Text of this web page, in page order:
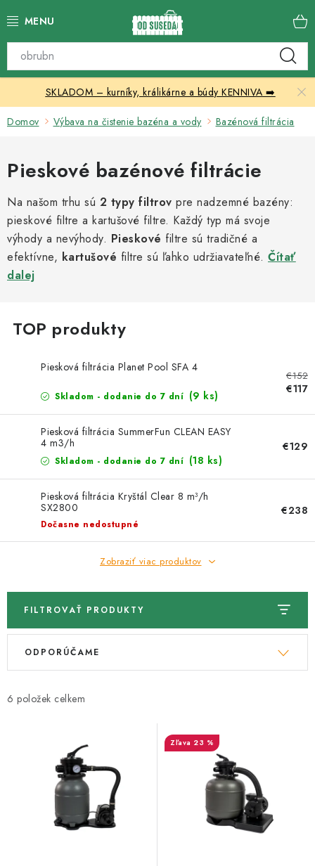
na
Katalóg produktov
Skleníky
Chovateľské potreby
Prístrešky
Vonkajšia dlažba
Kontakty
SKLADOM – kurníky, králikárne a búdy KENNIVA ➡️
Domov Výbava na čistenie bazéna a vody Bazénová filtrácia
Pieskové bazénové filtrácie
Na našom trhu sú 2 typy filtrov pre nadzemné bazény:
pieskové filtre a kartušové filtre. Každý typ má svoje
výhody a nevýhody. Pieskové filtre sú tradičné a
efektívne, kartušové filtre sú ľahko udržiavateľné. Čítať
dalej
Piesková filtrácia Planet Pool SFA 4
Skladom - dodanie do 7 dní (9 ks)
€152
€117
Piesková filtrácia SummerFun CLEAN EASY
4 m3/h
Skladom - dodanie do 7 dní (18 ks)
€129
Piesková filtrácia Kryštál Clear 8 m³/h
SX2800
Dočasne nedostupné
€238
Zobraziť viac produktov
FILTROVAŤ PRODUKTY
V
i
6
R
e
ODPORÚČAME
23 %